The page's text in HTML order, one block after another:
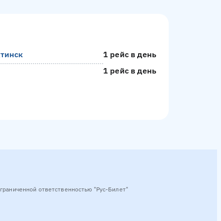
01:00 22:00 22:15 22:40
1 рейс в день
1 рейс в день
ответственностью "Рус-Билет"